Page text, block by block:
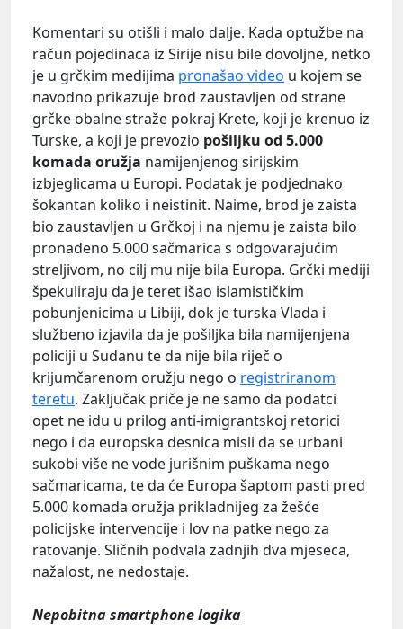
Komentari su otišli i malo dalje. Kada optužbe na
račun pojedinaca iz Sirije nisu bile dovoljne, netko
je u grčkim medijima pronašao video u kojem se
navodno prikazuje brod zaustavljen od strane
grčke obalne straže pokraj Krete, koji je krenuo iz
Turske, a koji je prevozio pošiljku od 5.000
komada oružja namijenjenog sirijskim
izbjeglicama u Europi. Podatak je podjednako
šokantan koliko i neistinit. Naime, brod je zaista
bio zaustavljen u Grčkoj i na njemu je zaista bilo
pronađeno 5.000 sačmarica s odgovarajućim
streljivom, no cilj mu nije bila Europa. Grčki mediji
špekuliraju da je teret išao islamističkim
pobunjenicima u Libiji, dok je turska Vlada i
službeno izjavila da je pošiljka bila namijenjena
policiji u Sudanu te da nije bila riječ o
krijumčarenom oružju nego o registriranom
teretu. Zaključak priče je ne samo da podatci
opet ne idu u prilog anti-imigrantskoj retorici
nego i da europska desnica misli da se urbani
sukobi više ne vode jurišnim puškama nego
sačmaricama, te da će Europa šaptom pasti pred
5.000 komada oružja prikladnijeg za žešće
policijske intervencije i lov na patke nego za
ratovanje. Sličnih podvala zadnjih dva mjeseca,
nažalost, ne nedostaje.
Nepobitna smartphone logika